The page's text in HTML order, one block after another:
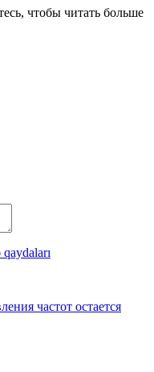
чтобы читать больше